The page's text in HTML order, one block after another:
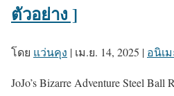
ตัวอย่าง ]
โดย แว่นคุง | เม.ย. 14, 2025 | อนิเม
JoJo’s Bizarre Adventure Steel Ball